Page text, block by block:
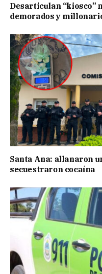
Desarticulan “kiosco”
demorados y
Santa Ana: allanaron
secuestraron cocaína